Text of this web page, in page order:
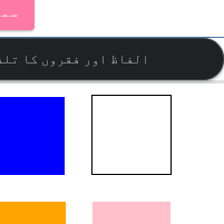
سماعت
الفاظ اور فقروں کا